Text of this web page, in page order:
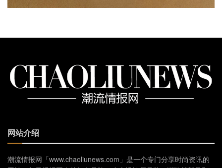
网站介绍
潮流情报网「www.chaoliunews.com」是一个专门分享时尚资讯的